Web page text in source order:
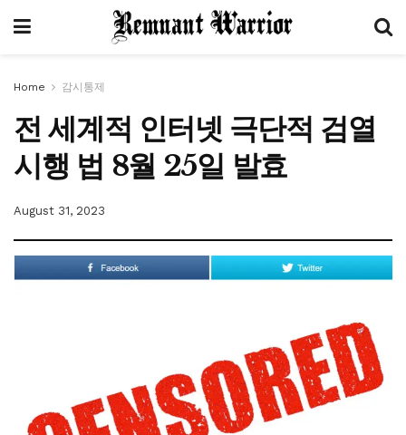
Home 감시통제
전 세계적 인터넷 극단적 검열
시행 법 8월 25일 발효
August 31, 2023